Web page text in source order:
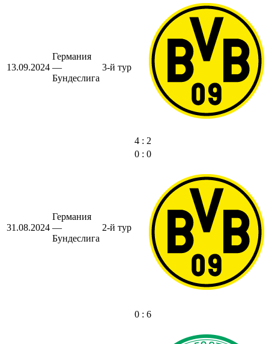
13.09.2024
Германия
—
Бундеслига
3-й тур
4 : 2
31.08.2024
Германия
—
Бундеслига
2-й тур
0 : 0
0 : 6